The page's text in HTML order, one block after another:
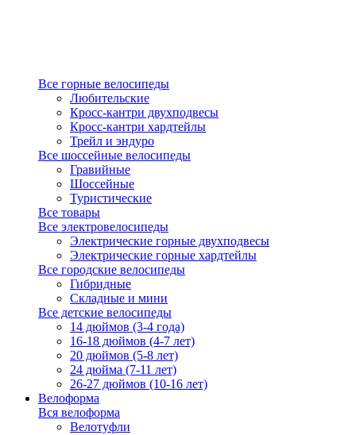
Все горные велосипеды
Любительские
Кросс-кантри двухподвесы
Кросс-кантри хардтейлы
Трейл и эндуро
Все шоссейные велосипеды
Гравийные
Шоссейные
Туристические
Все товары
Все электровелосипеды
Электрические горные двухподвесы
Электрические горные хардтейлы
Все городские велосипеды
Гибридные
Складные и мини
Все детские велосипеды
14 дюймов (3-4 года)
16-18 дюймов (4-7 лет)
20 дюймов (5-8 лет)
24 дюйма (7-11 лет)
26-27 дюймов (10-16 лет)
Велоформа
Вся велоформа
Велотуфли